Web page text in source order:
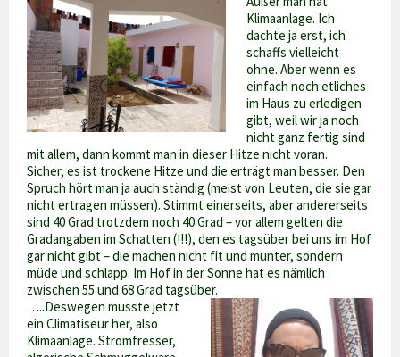
Klimaanlage. Ich
dachte ja erst, ich
schaffs vielleicht
ohne. Aber wenn es
einfach noch etliches
im Haus zu erledigen
gibt, weil wir ja noch
nicht ganz fertig sind
mit allem, dann kommt man in dieser Hitze nicht voran.
Sicher, es ist trockene Hitze und die erträgt man besser. Den
Spruch hört man ja auch ständig (meist von Leuten, die sie gar
nicht ertragen müssen). Stimmt einerseits, aber andererseits
sind 40 Grad trotzdem noch 40 Grad – vor allem gelten die
Gradangaben im Schatten (!!!), den es tagsüber bei uns im Hof
gar nicht gibt – die machen nicht fit und munter, sondern
müde und schlapp. Im Hof in der Sonne hat es nämlich
zwischen 55 und 68 Grad tagsüber.
…..Deswegen musste jetzt
ein Climatiseur her, also
Klimaanlage. Stromfresser,